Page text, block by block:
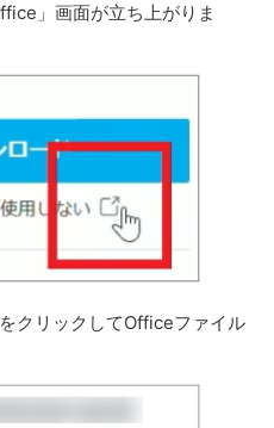
」画面が立ち上がりま
クリックしてOfficeファイル